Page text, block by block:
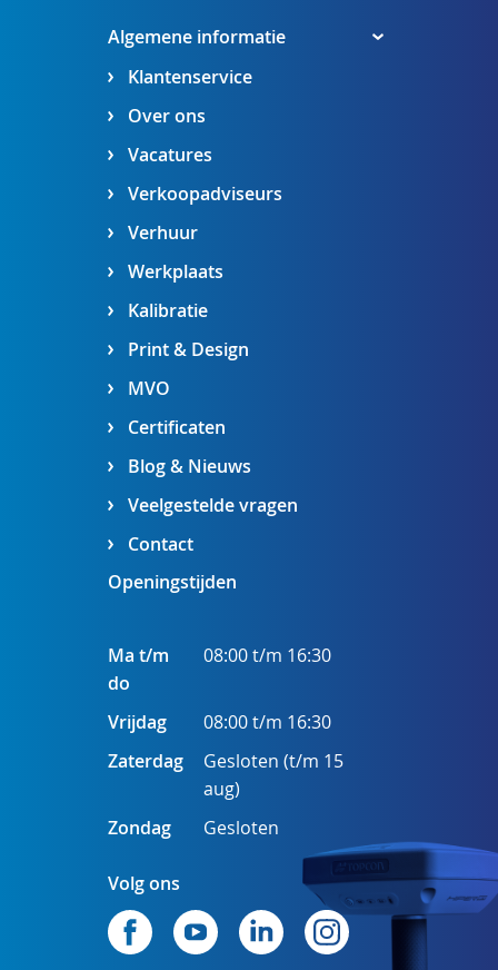
Algemene informatie
Klantenservice
Over ons
Vacatures
Verkoopadviseurs
Verhuur
Werkplaats
Kalibratie
Print & Design
MVO
Certificaten
Blog & Nieuws
Veelgestelde vragen
Contact
Openingstijden
Ma t/m
do
08:00 t/m 16:30
Vrijdag
08:00 t/m 16:30
Zaterdag
Gesloten (t/m 15
aug)
Zondag
Gesloten
Volg ons